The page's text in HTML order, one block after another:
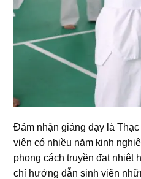
Đảm nhận giảng dạy là
viên có nhiều năm kinh
phong cách truyền đạt nhiệt
chỉ hướng dẫn sinh viên